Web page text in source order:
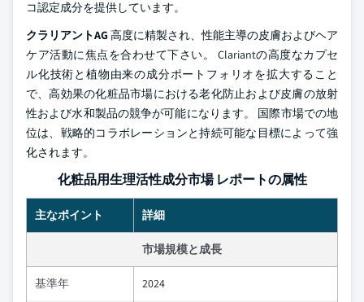
コ認定成分を提供しています。
クラリアントAG 高度に精製され、性能主導の皮膚およびヘア
ケア活動に焦点を合わせて下さい。 Clariantの高度なカプセ
ル化技術と植物由来の成分ポートフォリオを拡大すること
で、高効果の化粧品市場における老化防止および皮膚の放射
性および水和製品の競争が可能になります。 国際市場での地
位は、戦略的コラボレーションと持続可能な目標によって強
化されます。
化粧品用生理活性成分市場 レポートの属性
主なポイント 詳細
市場規模と成長
基準年 2024